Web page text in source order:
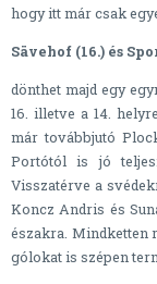
hogy itt már csak
Sävehof (16.) és
dönthet majd egy
16. illetve a 14.
már továbbjutó
Portótól is jó
Visszatérve a
Koncz Andris és
északra. Mindketten
gólokat is szépen